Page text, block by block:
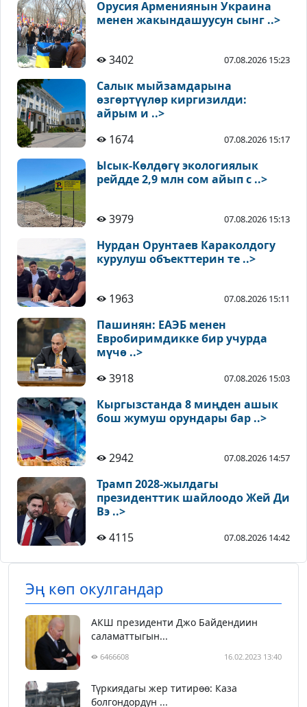
Орусия Армениянын Украина
менен жакындашуусун сынг ..>
3402 07.08.2026 15:23
Салык мыйзамдарына
өзгөртүүлөр киргизилди:
айрым и ..>
1674
07.08.2026 15:17
Ысык-Көлдөгү экологиялык
рейдде 2,9 млн сом айып с ..>
3979 07.08.2026 15:13
Нурдан Орунтаев Караколдогу
курулуш объекттерин те ..>
1963 07.08.2026 15:11
Пашинян: ЕАЭБ менен
Евробиримдикке бир учурда
мүчө ..>
3918
07.08.2026 15:03
Кыргызстанда 8 миңден ашык
бош жумуш орундары бар ..>
2942 07.08.2026 14:57
Трамп 2028-жылдагы
президенттик шайлоодо Жей Ди
Вэ ..>
4115
07.08.2026 14:42
Эң көп окулгандар
АКШ президенти Джо Байдендиин
саламаттыгын...
6466608 16.02.2023 13:40
Түркиядагы жер титирөө: Каза
болгондордун ...